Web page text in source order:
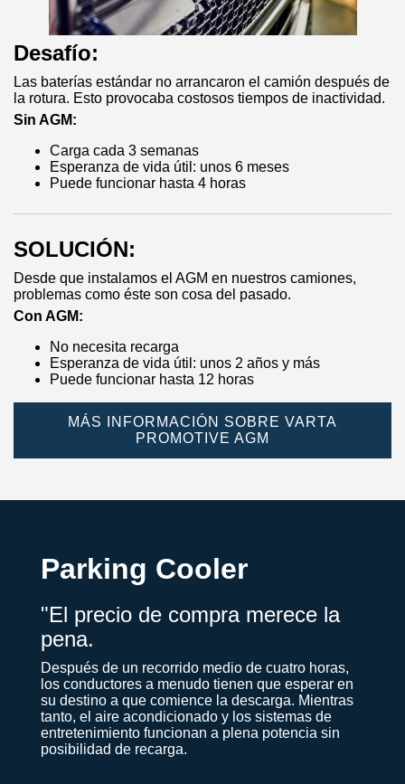
Desafío:
Las baterías estándar no arrancaron el camión después de
la rotura. Esto provocaba costosos tiempos de inactividad.
Sin AGM:
Carga cada 3 semanas
Esperanza de vida útil: unos 6 meses
Puede funcionar hasta 4 horas
SOLUCIÓN:
Desde que instalamos el AGM en nuestros camiones,
problemas como éste son cosa del pasado.
Con AGM:
No necesita recarga
Esperanza de vida útil: unos 2 años y más
Puede funcionar hasta 12 horas
MÁS INFORMACIÓN SOBRE VARTA
PROMOTIVE AGM
Parking Cooler
"El precio de compra merece la
pena.
Después de un recorrido medio de cuatro horas,
los conductores a menudo tienen que esperar en
su destino a que comience la descarga. Mientras
tanto, el aire acondicionado y los sistemas de
entretenimiento funcionan a plena potencia sin
posibilidad de recarga.